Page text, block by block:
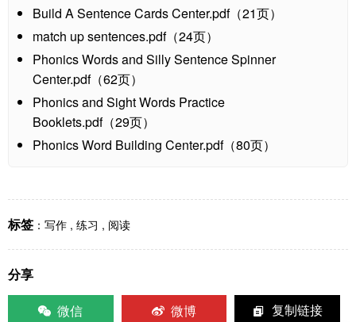
Build A Sentence Cards Center.pdf（21页）
match up sentences.pdf（24页）
Phonics Words and Silly Sentence Spinner
Center.pdf（62页）
Phonics and Sight Words Practice
Booklets.pdf（29页）
Phonics Word Building Center.pdf（80页）
标签 ： 写作 , 练习 , 阅读
分享
微信
微博 复制链接